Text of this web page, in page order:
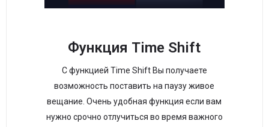
Функция Time Shift
С функцией Time Shift Вы получаете
возможность поставить на паузу живое
вещание. Очень удобная функция если вам
нужно срочно отлучиться во время важного